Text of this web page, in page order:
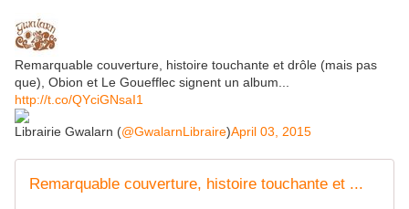
Remarquable couverture, histoire touchante et drôle (mais pas
que), Obion et Le Gouefflec signent un album...
http://t.co/QYciGNsaI1
Librairie Gwalarn (@GwalarnLibraire)April 03, 2015
Remarquable couverture, histoire touchante et ...